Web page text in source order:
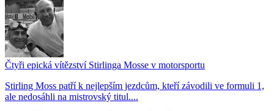
Čtyři epická vítězství Stirlinga Mosse v motorsportu
Stirling Moss patří k nejlepším jezdcům, kteří závodili ve formuli 1,
ale nedosáhli na mistrovský titul....